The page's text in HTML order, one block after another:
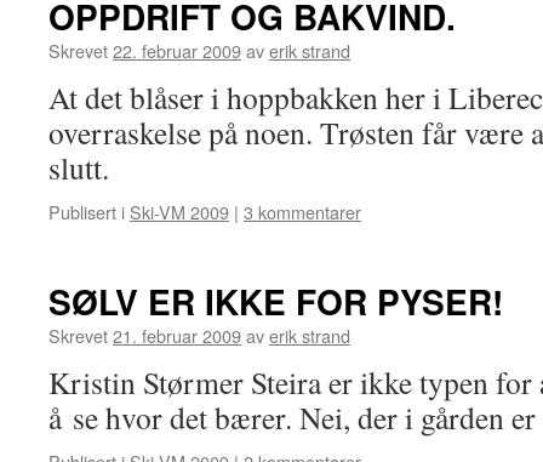
OPPDRIFT OG BAKVIND.
Skrevet22. februar 2009averik strand
At det blåser i hoppbakken her i
overraskelse på noen. Trøsten får være
slutt.
Publisert i Ski-VM 2009 | 3 kommentarer
SØLV ER IKKE FOR PYSER!
Skrevet21. februar 2009averik strand
Kristin Størmer Steira er ikke typen
å se hvor det bærer. Nei, der i gården